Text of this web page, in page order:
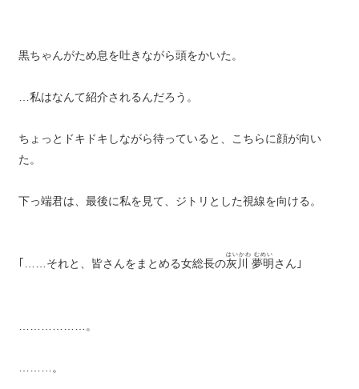
黒ちゃんがため息を吐きながら頭をかいた。
…私はなんて紹介されるんだろう。
ちょっとドキドキしながら待っていると、こちらに顔が向い
た。
下っ端君は、最後に私を見て、ジトリとした視線を向ける。
｢……それと、皆さんをまとめる女総長の灰川 夢明
はいかわ むめい
さん｣
………………。
………。